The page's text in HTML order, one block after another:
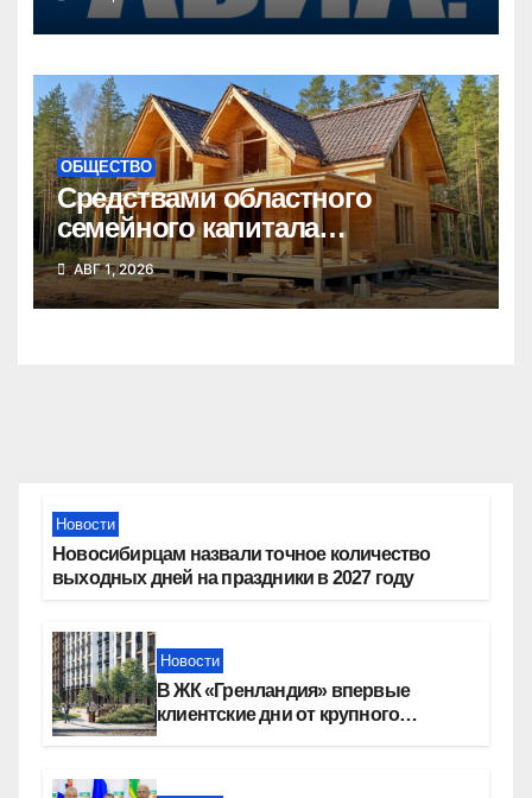
ОБЩЕСТВО
Средствами областного
семейного капитала
воспользовались почти 50
тысяч семей
АВГ 1, 2026
Новости
Новосибирцам назвали точное количество
выходных дней на праздники в 2027 году
Новости
В ЖК «Гренландия» впервые
клиентские дни от крупного